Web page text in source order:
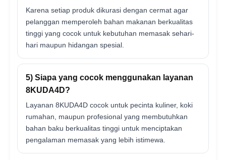
Karena setiap produk dikurasi dengan cermat agar
pelanggan memperoleh bahan makanan berkualitas
tinggi yang cocok untuk kebutuhan memasak sehari-
hari maupun hidangan spesial.
5) Siapa yang cocok menggunakan layanan
8KUDA4D?
Layanan 8KUDA4D cocok untuk pecinta kuliner, koki
rumahan, maupun profesional yang membutuhkan
bahan baku berkualitas tinggi untuk menciptakan
pengalaman memasak yang lebih istimewa.